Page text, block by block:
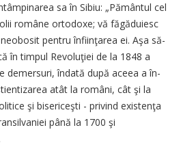
sa în Sibiu: „Pă­mân­tul cel
române ortodoxe; vă fă­găduiesc
pentru în­fiin­ţa­rea ei. Aşa să-
în timpul Re­vo­lu­ţiei de la 1848 a
demersuri, îndată du­pă aceea a în­
atât la ro­mâni, cât şi la
şi bisericeşti - privind existenţa
până la 1700 şi